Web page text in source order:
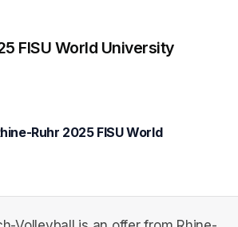
FISU World University
Ruhr 2025 FISU World